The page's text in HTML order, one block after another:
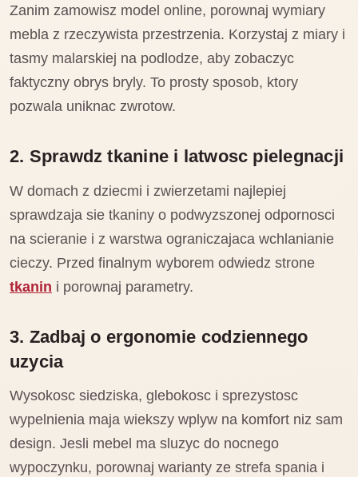
Zanim zamowisz model online, porownaj wymiary
mebla z rzeczywista przestrzenia. Korzystaj z miary i
tasmy malarskiej na podlodze, aby zobaczyc
faktyczny obrys bryly. To prosty sposob, ktory
pozwala uniknac zwrotow.
2. Sprawdz tkanine i latwosc pielegnacji
W domach z dziecmi i zwierzetami najlepiej
sprawdzaja sie tkaniny o podwyzszonej odpornosci
na scieranie i z warstwa ograniczajaca wchlanianie
cieczy. Przed finalnym wyborem odwiedz strone
tkanin i porownaj parametry.
3. Zadbaj o ergonomie codziennego
uzycia
Wysokosc siedziska, glebokosc i sprezystosc
wypelnienia maja wiekszy wplyw na komfort niz sam
design. Jesli mebel ma sluzyc do nocnego
wypoczynku, porownaj warianty ze strefa spania i